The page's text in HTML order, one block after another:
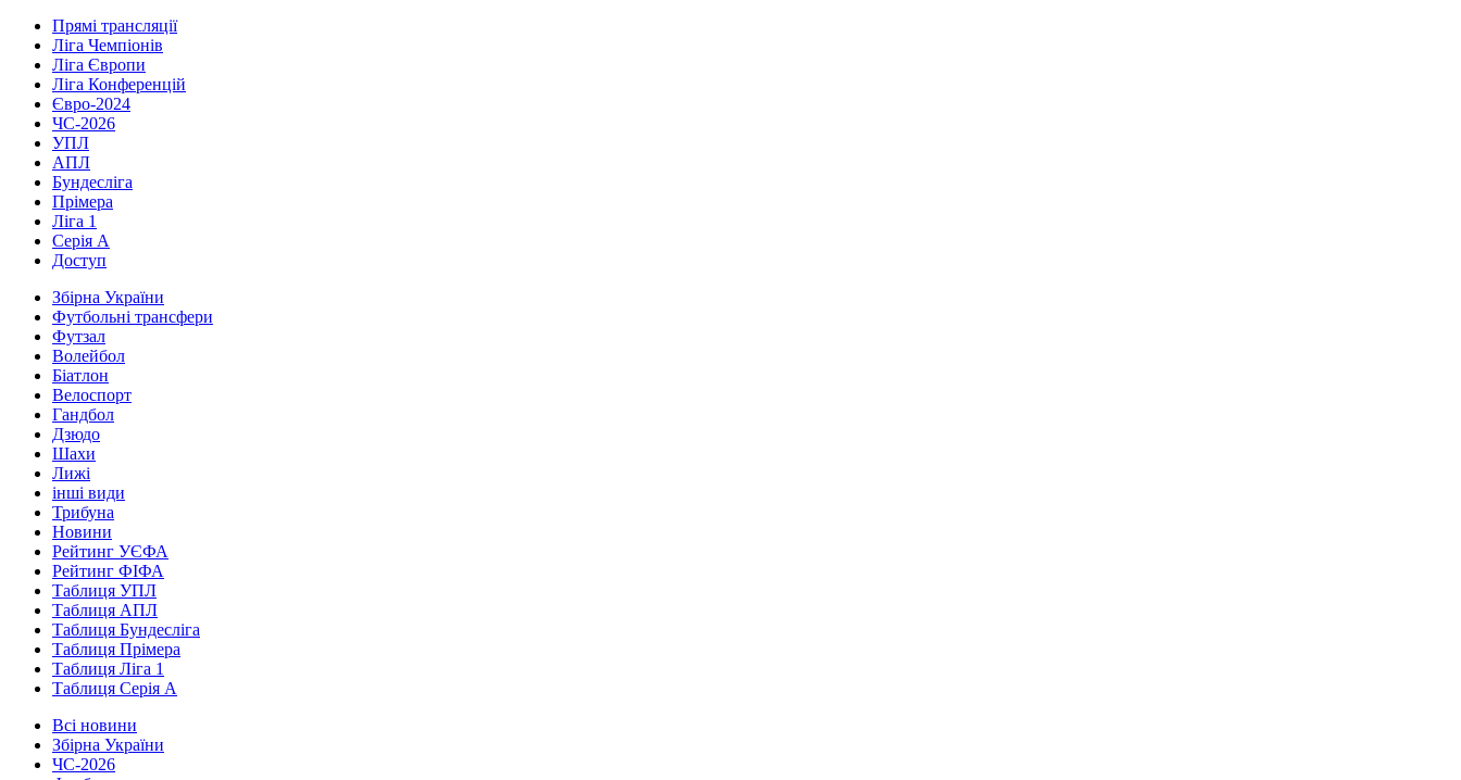
Прямі трансляції
Ліга Чемпіонів
Ліга Європи
Ліга Конференцій
Євро-2024
ЧС-2026
УПЛ
АПЛ
Бундесліга
Прімера
Ліга 1
Серія А
Доступ
Збірна України
Футбольні трансфери
Футзал
Волейбол
Біатлон
Велоспорт
Гандбол
Дзюдо
Шахи
Лижі
інші види
Трибуна
Новини
Рейтинг УЄФА
Рейтинг ФІФА
Таблиця УПЛ
Таблиця АПЛ
Таблиця Бундесліга
Таблиця Прімера
Таблиця Ліга 1
Таблиця Серія А
Всі новини
Збірна України
ЧС-2026